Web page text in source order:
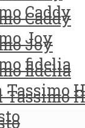
Caddy
Joy
fidelia
Tassimo
Caddy
Joy
fidelia
Tassimo